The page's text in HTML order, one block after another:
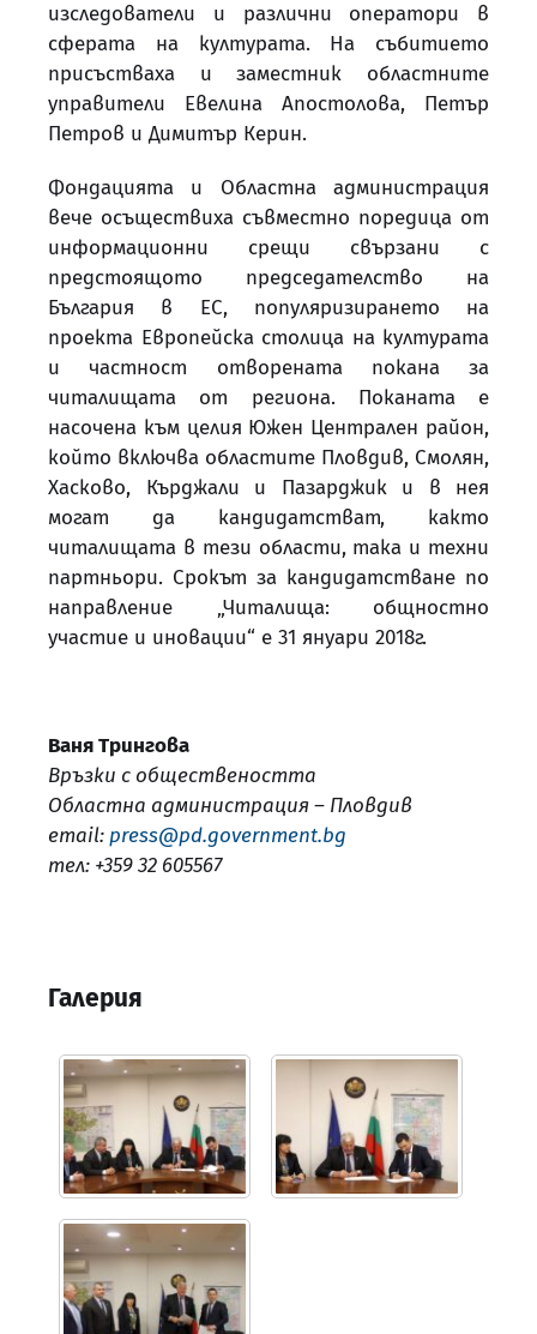
изследователи и различни оператори в
сферата на културата. На събитието
присъстваха и заместник областните
управители Евелина Апостолова, Петър
Петров и Димитър Керин.
Фондацията и Областна администрация
вече осъществиха съвместно поредица от
информационни срещи свързани с
предстоящото председателство на
България в ЕС, популяризирането на
проекта Европейска столица на културата
и частност отворената покана за
читалищата от региона. Поканата е
насочена към целия Южен Централен район,
който включва областите Пловдив, Смолян,
Хасково, Кърджали и Пазарджик и в нея
могат да кандидатстват, както
читалищата в тези области, така и техни
партньори. Срокът за кандидатстване по
направление „Читалища: общностно
участие и иновации“ е 31 януари 2018г.
Ваня Трингова
Връзки с обществеността
Областна администрация – Пловдив
email: press@pd.government.bg
тел: +359 32 605567
Галерия